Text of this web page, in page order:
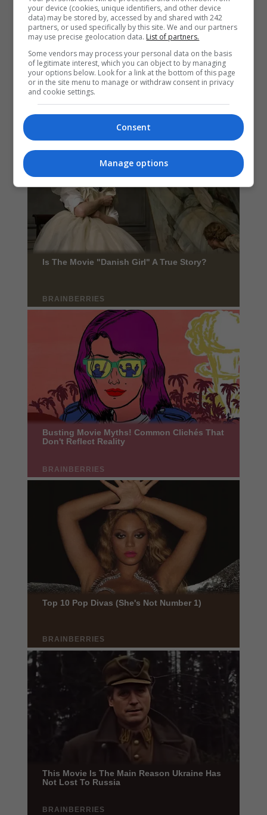
your device (cookies, unique identifiers, and other device
data) may be stored by, accessed by and shared with 242
partners, or used specifically by this site. We and our partners
may use precise geolocation data. List of partners.
Some vendors may process your personal data on the basis
of legitimate interest, which you can object to by managing
your options below. Look for a link at the bottom of this page
or in the site menu to manage or withdraw consent in privacy
and cookie settings.
Consent
Manage options